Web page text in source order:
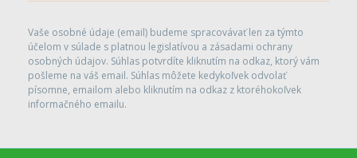
Vaše osobné údaje (email) budeme spracovávať len za týmto
účelom v súlade s platnou legislatívou a zásadami ochrany
osobných údajov. Súhlas potvrdíte kliknutím na odkaz, ktorý vám
pošleme na váš email. Súhlas môžete kedykoľvek odvolať
písomne, emailom alebo kliknutím na odkaz z ktoréhokoľvek
informačného emailu.